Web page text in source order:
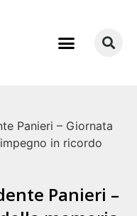
Panieri – Giornata
in ricordo
Panieri –